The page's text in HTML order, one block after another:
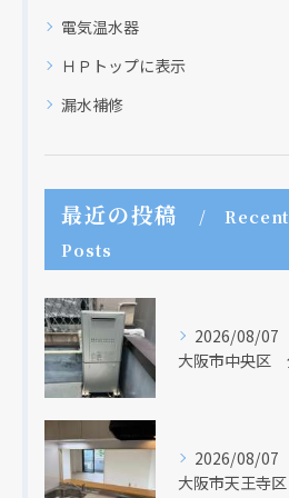
電気温水器
ＨＰトップに表示
漏水補修
最近の投稿
Recent
Posts
2026/08/07
2026/08/07